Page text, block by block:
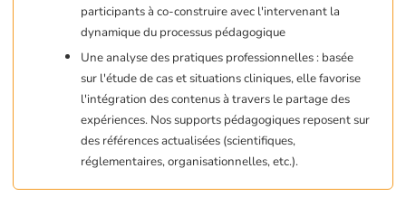
participants à co-construire avec l'intervenant la
dynamique du processus pédagogique
Une analyse des pratiques professionnelles : basée
sur l'étude de cas et situations cliniques, elle favorise
l'intégration des contenus à travers le partage des
expériences. Nos supports pédagogiques reposent sur
des références actualisées (scientifiques,
réglementaires, organisationnelles, etc.).